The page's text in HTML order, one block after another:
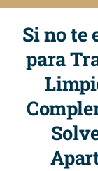
Si no te
para